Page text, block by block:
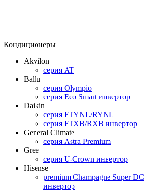
Кондиционеры
Akvilon
серия AT
Ballu
серия Olympio
серия Eco Smart инвертор
Daikin
серия FTYNL/RYNL
серия FTXB/RXB инвертор
General Climate
серия Astra Premium
Gree
серия U-Crown инвертор
Hisense
premium Champagne Super DC
инвертор